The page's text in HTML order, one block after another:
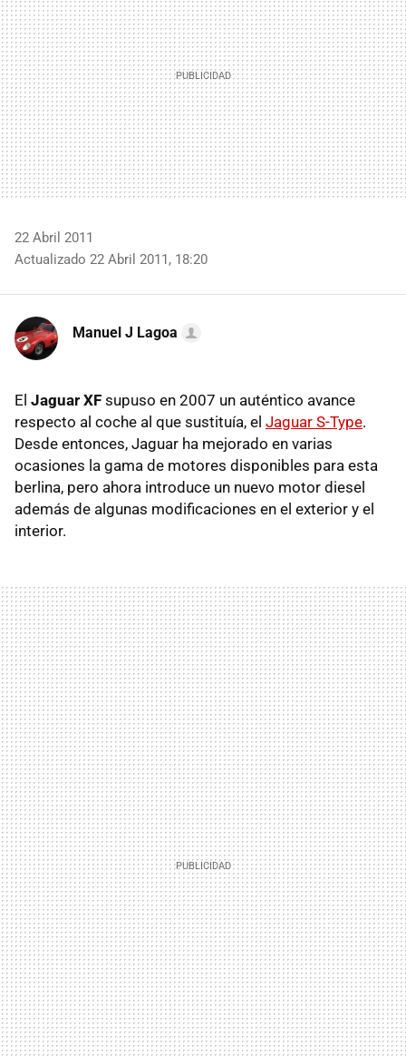
22 Abril 2011
Actualizado 22 Abril 2011, 18:20
Manuel J Lagoa
El Jaguar XF supuso en 2007 un auténtico avance
respecto al coche al que sustituía, el Jaguar S-Type.
Desde entonces, Jaguar ha mejorado en varias
ocasiones la gama de motores disponibles para esta
berlina, pero ahora introduce un nuevo motor diesel
además de algunas modificaciones en el exterior y el
interior.